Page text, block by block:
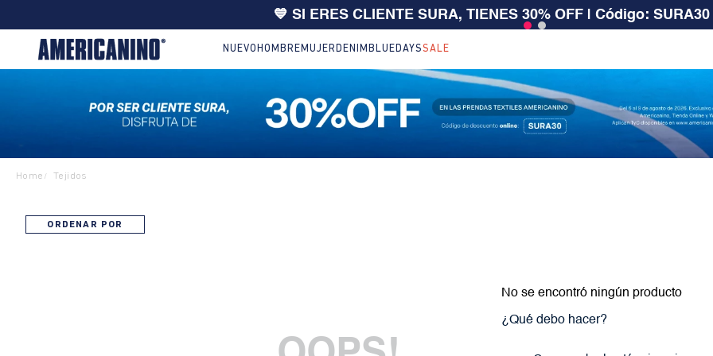
💙 SI ERES CLIENTE SURA, TIENES 30% OFF | Código: SURA30
NUEVO HOMBRE MUJER DENIM BLUEDAYSSALE
Home / Tejidos
ORDENAR POR
No se encontró ningún producto
¿Qué debo hacer?